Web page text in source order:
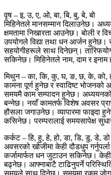
वृष – इ, उ, ए, ओ, बा, बि, बु, बे, बो
मिहिनेतले मानसम्मान दिलाउनेछ।
क्षमतामा निखारता आउनेछ। बोली र
उपयोगले विद्या तथा धन आर्जन हुनेछ।
सहयोगीहरूले साथ दिनेछन्।
सकिनेछ। मिहिनेतले नाम, दाम र इनाम
मिथुन – का, कि, कु, घ, ङ, छ, के, को,
कामना पूर्ण हुनेछ र स्वादिष्ट
समयमै काम सम्पादन हुनेछ। अध्ययनको
बन्नेछ। नयाँ कामतर्फ विशेष अवसर
हौसला जगाउनेछ। व्यापारमा फाइदा
कसिनेछ। परम्परालाई समयसापेक्ष
कर्कट – हि, हु, हे, हो, डा, डि, डु, डे, डो
अवसरको खोजीमा केही दौडधुप
कर्जामार्फत धन जुटाउन सकिनेछ। केही
बढ्नेछ। आफ्नाबाटै टाढिनुपर्ने